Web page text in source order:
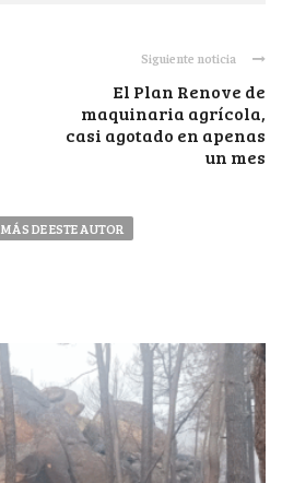
Siguiente noticia
El Plan Renove de
maquinaria agrícola,
casi agotado en apenas
un mes
MÁS DE ESTE AUTOR